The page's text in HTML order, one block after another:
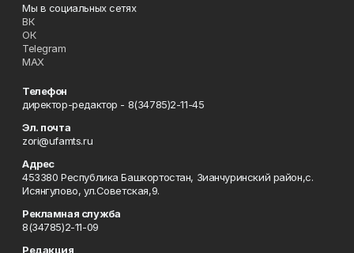
Мы в социальных сетях
ВК
ОК
Telegram
MAX
Телефон
директор-редактор - 8(34785)2-11-45
Эл. почта
zori@ufamts.ru
Адрес
453380 Республика Башкортостан, Зианчуринский район,с.
Исянгулово, ул.Советская,9.
Рекламная служба
8(34785)2-11-09
Редакция